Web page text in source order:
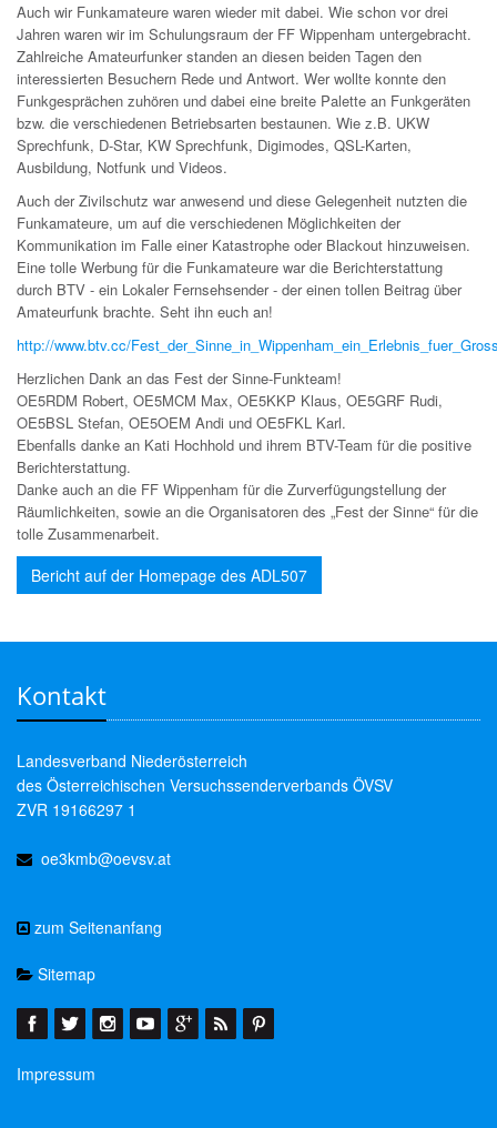
Auch wir Funkamateure waren wieder mit dabei. Wie schon vor drei
Jahren waren wir im Schulungsraum der FF Wippenham untergebracht.
Zahlreiche Amateurfunker standen an diesen beiden Tagen den
interessierten Besuchern Rede und Antwort. Wer wollte konnte den
Funkgesprächen zuhören und dabei eine breite Palette an Funkgeräten
bzw. die verschiedenen Betriebsarten bestaunen. Wie z.B. UKW
Sprechfunk, D-Star, KW Sprechfunk, Digimodes, QSL-Karten,
Ausbildung, Notfunk und Videos.
Auch der Zivilschutz war anwesend und diese Gelegenheit nutzten die
Funkamateure, um auf die verschiedenen Möglichkeiten der
Kommunikation im Falle einer Katastrophe oder Blackout hinzuweisen.
Eine tolle Werbung für die Funkamateure war die Berichterstattung
durch BTV - ein Lokaler Fernsehsender - der einen tollen Beitrag über
Amateurfunk brachte. Seht ihn euch an!
http://www.btv.cc/
Herzlichen Dank an das Fest der Sinne-Funkteam!
OE5RDM Robert, OE5MCM Max, OE5KKP Klaus, OE5GRF Rudi,
OE5BSL Stefan, OE5OEM Andi und OE5FKL Karl.
Ebenfalls danke an Kati Hochhold und ihrem BTV-Team für die positive
Berichterstattung.
Danke auch an die FF Wippenham für die Zurverfügungstellung der
Räumlichkeiten, sowie an die Organisatoren des „Fest der Sinne“ für die
tolle Zusammenarbeit.
Bericht auf der Homepage des ADL507
Kontakt
Landesverband Niederösterreich
des Österreichischen Versuchssenderverbands ÖVSV
ZVR 19166297 1
oe3kmb@oevsv.at
zum Seitenanfang
Sitemap
Impressum